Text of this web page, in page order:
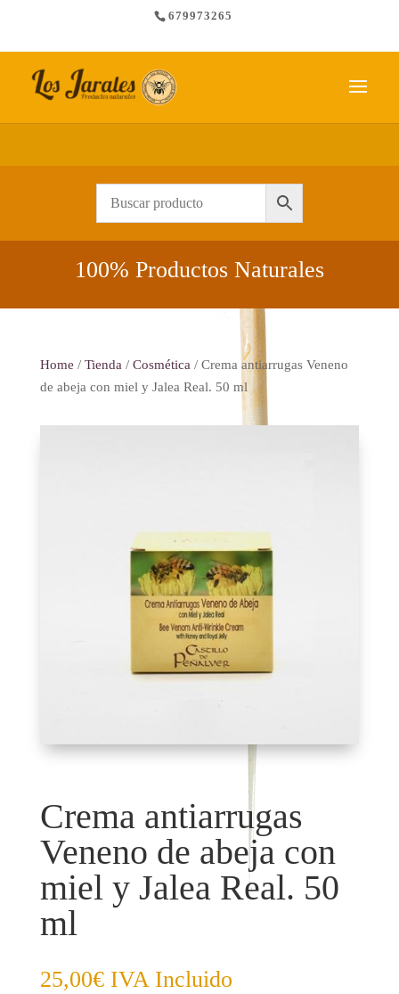
679973265
Envío gratis a partir de 65 €
100% Productos Naturales
Home / Tienda / Cosmética / Crema antiarrugas Veneno
de abeja con miel y Jalea Real. 50 ml
Crema antiarrugas
Veneno de abeja con
miel y Jalea Real. 50
ml
25,00€ IVA Incluido